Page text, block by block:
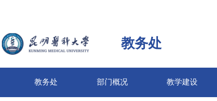
教务处
教务处 部门概况 教学建设